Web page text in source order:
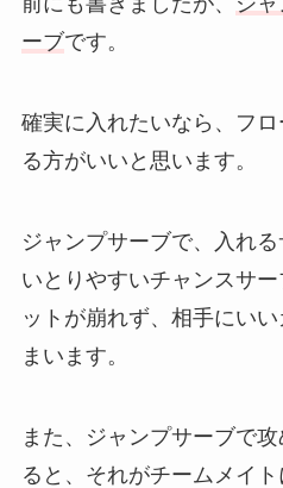
ーブです。
確実に入れたいなら、フ
る方がいいと思います。
ジャンプサーブで、入れ
いとりやすいチャンスサ
ットが崩れず、相手にい
まいます。
また、ジャンプサーブで
ると、それがチームメイ